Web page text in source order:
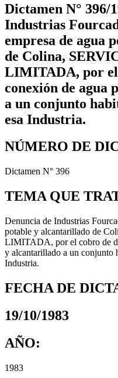
Dictamen N° 396/
Industrias
empresa de agua
de Colina,
LIMITADA, por el
conexión de agua
a un conjunto
esa Industria.
NÚMERO DE
Dictamen N° 396
TEMA QUE
Denuncia de Industrias
potable y alcantarillado de
LIMITADA, por el cobro de
y alcantarillado a un conjunto
Industria.
FECHA DE
19/10/1983
AÑO:
1983